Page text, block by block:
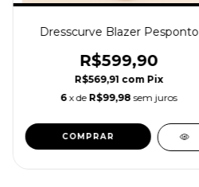
Dresscurve Blazer Pesponto
R$599,90
R$569,91 com Pix
6 x de R$99,98 sem juros
COMPRAR